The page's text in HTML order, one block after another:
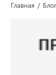
Главная Блог